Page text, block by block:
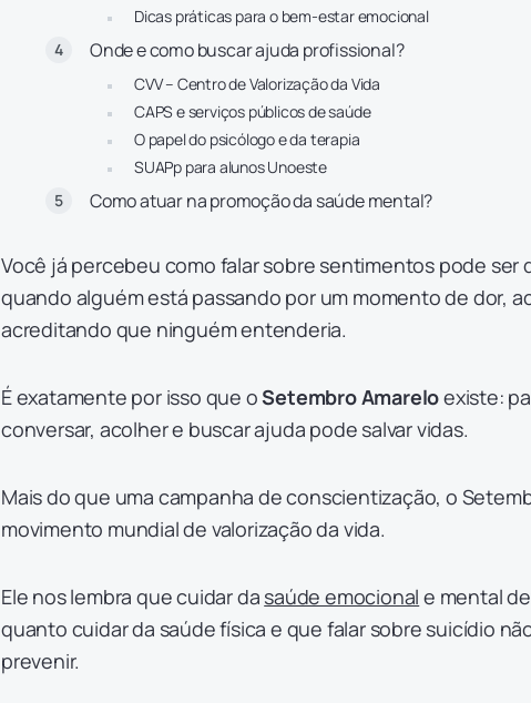
Dicas práticas para o bem-estar emocional
Onde e como buscar ajuda profissional?
CVV – Centro de Valorização da Vida
CAPS e serviços públicos de saúde
O papel do psicólogo e da terapia
SUAPp para alunos Unoeste
Como atuar na promoção da saúde mental?
Você já percebeu como falar sobre sentimentos pode ser
quando alguém está passando por um momento de dor,
acreditando que ninguém entenderia.
É exatamente por isso que oSetembro Amareloexiste:
conversar, acolher e buscar ajuda pode salvar vidas.
Mais do que uma campanha de conscientização, o
movimento mundial de valorização da vida.
Ele nos lembra que cuidar da saúde emocional e mental
quanto cuidar da saúde física e que falar sobre suicídio
prevenir.